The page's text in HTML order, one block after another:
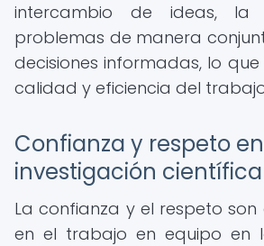
intercambio de ideas, la
problemas de manera
decisiones informadas, lo
calidad y eficiencia del
Confianza y respeto
investigación científica
La confianza y el respeto
en el trabajo en equipo en